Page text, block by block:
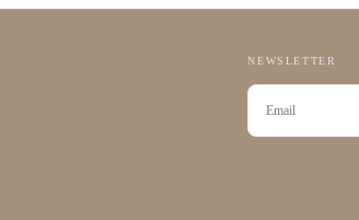
NEWSLETTER
CORREO
ELECTRÓNICO